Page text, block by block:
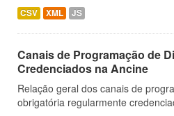
CSV XML JS
Canais de Programação de
Credenciados na Ancine
Relação geral dos canais de
obrigatória regularmente